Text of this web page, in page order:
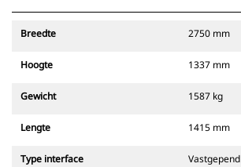
Breedte 2750 mm
Hoogte 1337 mm
Gewicht 1587 kg
Lengte 1415 mm
Type interface Vastgepend